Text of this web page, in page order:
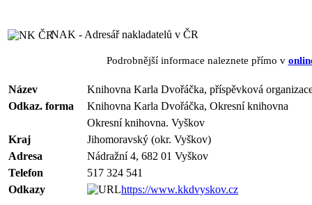
NAK - Adresář nakladatelů v ČR
Podrobnější informace naleznete přímo v
Název
Knihovna Karla Dvořáčka, příspěvková
Odkaz. forma
Knihovna Karla Dvořáčka, Okresní knihovna
Okresní knihovna. Vyškov
Kraj
Jihomoravský (okr. Vyškov)
Adresa
Nádražní 4, 682 01 Vyškov
Telefon
517 324 541
Odkazy
https://www.kkdvyskov.cz